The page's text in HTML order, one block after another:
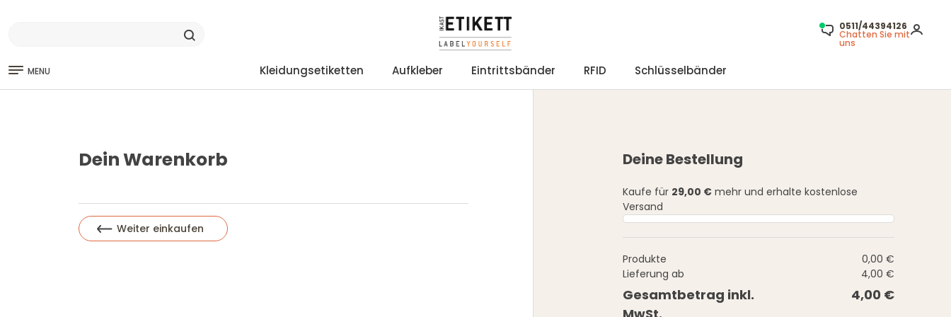
0511/44394126
Chatten Sie mit
uns
MENU Kleidungsetiketten Aufkleber Eintrittsbänder RFID Schlüsselbänder
Dein Warenkorb
Weiter einkaufen
Deine Bestellung
Kaufe für 29,00 €mehr und erhalte kostenlose
Versand
Produkte
0,00 €
Lieferung ab
4,00 €
Gesamtbetrag inkl.
4,00 €